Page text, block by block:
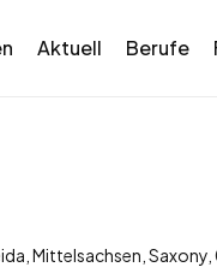
Aktuell Berufe
Mittelsachsen,